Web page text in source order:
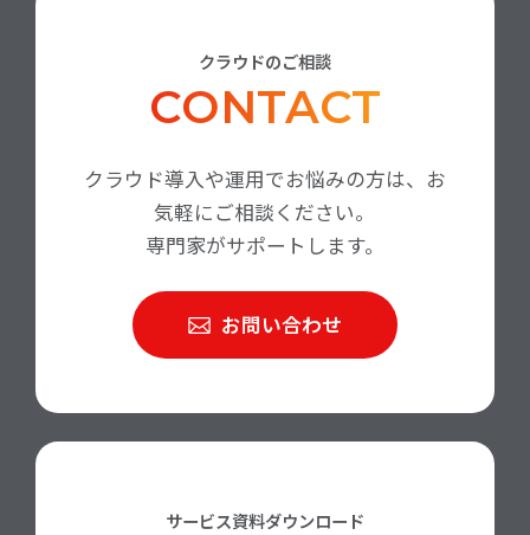
クラウドのご相談
CONTACT
クラウド導入や運用でお悩みの方は、お
気軽にご相談ください。
専門家がサポートします。
お問い合わせ
サービス資料ダウンロード